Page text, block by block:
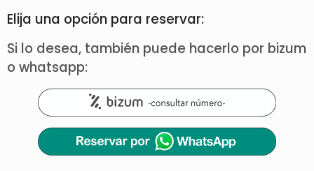
Elija una opción para reservar:
Si lo desea, también puede hacerlo por bizum
o whatsapp: